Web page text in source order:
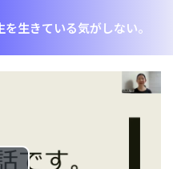
生きている気がしない。